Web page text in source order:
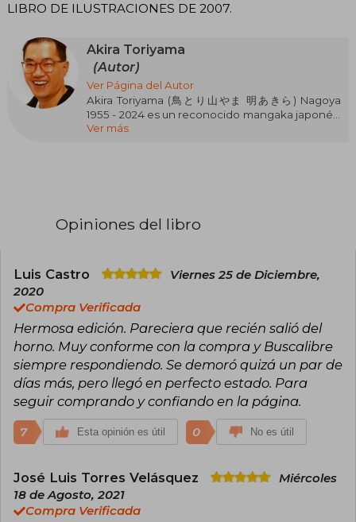
LIBRO DE ILUSTRACIONES DE 2007.
Akira Toriyama
(Autor)
Ver Página del Autor
Akira Toriyama (鳥とり山やま 明あきら) Nagoya
1955 - 2024 es un reconocido mangaka japonés,
creador de Dragon Ball, una de las series más
videojuegos.
diseñado personajes para videojuegos como
dinámico y creativo dejó una huella imborrable
en la cultura pop. Actualmente, vive en Japón y
sigue supervisando proyectos relacionados con
Dragon Ball.
Ver más
Opiniones del libro
Luis Castro
Viernes 25 de Diciembre,
2020
Compra Verificada
Hermosa edición. Pareciera que recién salió del
horno. Muy conforme con la compra y Buscalibre
siempre respondiendo. Se demoró quizá un par de
días más, pero llegó en perfecto estado. Para
seguir comprando y confiando en la página.
7 Esta opinión es útil 0 No es útil
José Luis Torres Velásquez
Miércoles
18 de Agosto, 2021
Compra Verificada